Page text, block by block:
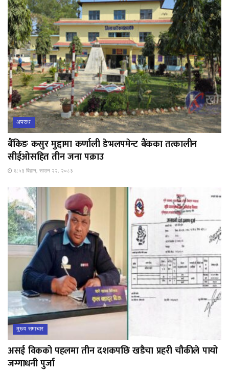
अपराध
बैंकिङ कसुर मुद्दामा कर्णाली डेभलपमेन्ट बैंकका तत्कालीन
सीईओसहित तीन जना पक्राउ
६:५३ बिहान, साउन २२, २०८३
मुख्य समाचार
असई विकको पहलमा तीन दशकपछि खडैचा प्रहरी चौकीले पायो
जग्गाधनी पुर्जा